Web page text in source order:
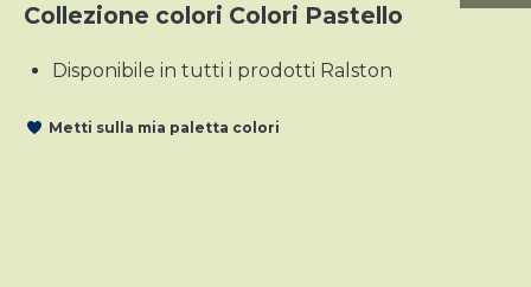
Collezione colori Colori Pastello
Disponibile in tutti i prodotti Ralston
Metti sulla mia paletta colori